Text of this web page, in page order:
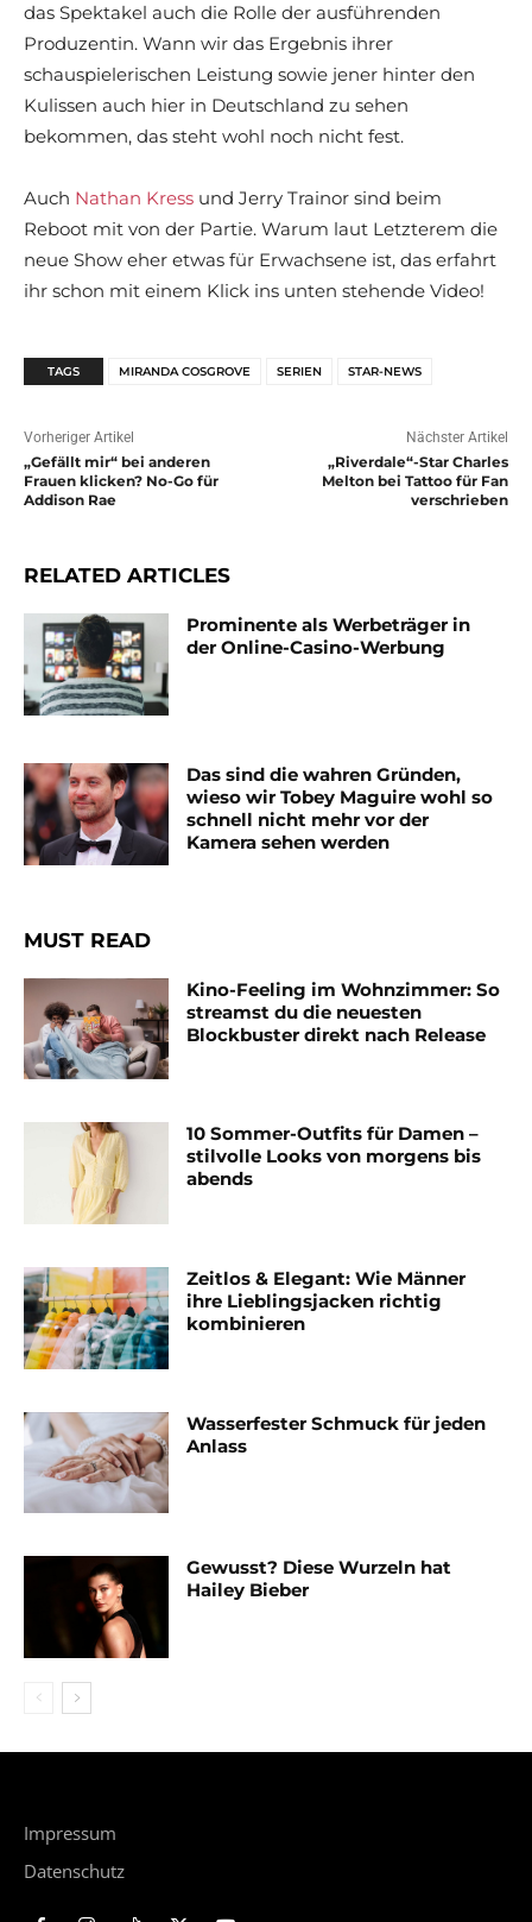
das Spektakel auch die Rolle der ausführenden
Produzentin. Wann wir das Ergebnis ihrer
schauspielerischen Leistung sowie jener hinter den
Kulissen auch hier in Deutschland zu sehen
bekommen, das steht wohl noch nicht fest.
Auch Nathan Kress und Jerry Trainor sind beim
Reboot mit von der Partie. Warum laut Letzterem die
neue Show eher etwas für Erwachsene ist, das erfahrt
ihr schon mit einem Klick ins unten stehende Video!
TAGS MIRANDA COSGROVE SERIEN STAR-NEWS
Vorheriger Artikel
„Gefällt mir“ bei anderen
Frauen klicken? No-Go für
Addison Rae
Nächster Artikel
„Riverdale“-Star Charles
Melton bei Tattoo für Fan
verschrieben
RELATED ARTICLES
Prominente als Werbeträger in
der Online-Casino-Werbung
Das sind die wahren Gründen,
wieso wir Tobey Maguire wohl so
schnell nicht mehr vor der
Kamera sehen werden
MUST READ
Kino-Feeling im Wohnzimmer: So
streamst du die neuesten
Blockbuster direkt nach Release
10 Sommer-Outfits für Damen –
stilvolle Looks von morgens bis
abends
Zeitlos & Elegant: Wie Männer
ihre Lieblingsjacken richtig
kombinieren
Wasserfester Schmuck für jeden
Anlass
Gewusst? Diese Wurzeln hat
Hailey Bieber
Impressum
Datenschutz